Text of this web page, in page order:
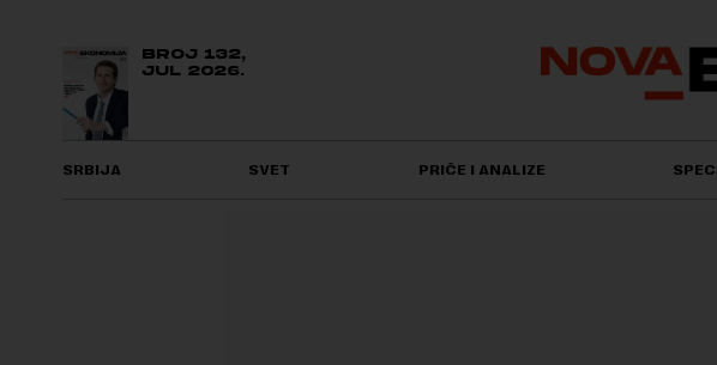
BROJ 132,
JUL 2026.
SRBIJA SVET PRIČE I ANALIZE